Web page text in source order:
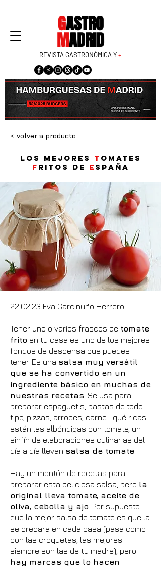
GASTRO
MADRID
REVISTA GASTRONÓMICA Y+
< volver a producto
Los mejores t omates
f ritos de E spaña
22.02.23 Eva Garcinuño Herrero
Tener uno o varios frascos de tomate
frito en tu casa es uno de los mejores
fondos de despensa que puedes
tener. Es una salsa muy versátil
que se ha convertido en un
ingrediente básico en muchas de
nuestras recetas . Se usa para
preparar espaguetis, pastas de todo
tipo, pizzas, arroces, carne… qué ricas
están las albóndigas con tomate, un
sinfín de elaboraciones culinarias del
día a día llevan salsa de tomate
Hay un montón de recetas para
preparar esta deliciosa salsa, pero la
original lleva tomate, aceite de
oliva, cebolla y ajo . Por supuesto
que la mejor salsa de tomate es que la
se prepara en cada casa (pasa como
con las croquetas, las mejores
siempre son las de tu madre), pero
hay marcas que lo hacen